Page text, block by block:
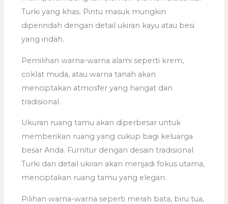
Turki yang khas. Pintu masuk mungkin
diperindah dengan detail ukiran kayu atau besi
yang indah.
Pemilihan warna-warna alami seperti krem,
coklat muda, atau warna tanah akan
menciptakan atmosfer yang hangat dan
tradisional.
Ukuran ruang tamu akan diperbesar untuk
memberikan ruang yang cukup bagi keluarga
besar Anda. Furnitur dengan desain tradisional
Turki dan detail ukiran akan menjadi fokus utama,
menciptakan ruang tamu yang elegan.
Pilihan warna-warna seperti merah bata, biru tua,